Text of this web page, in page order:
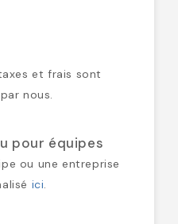
et frais sont
nous.
pour équipes
ou une entreprise
ici.